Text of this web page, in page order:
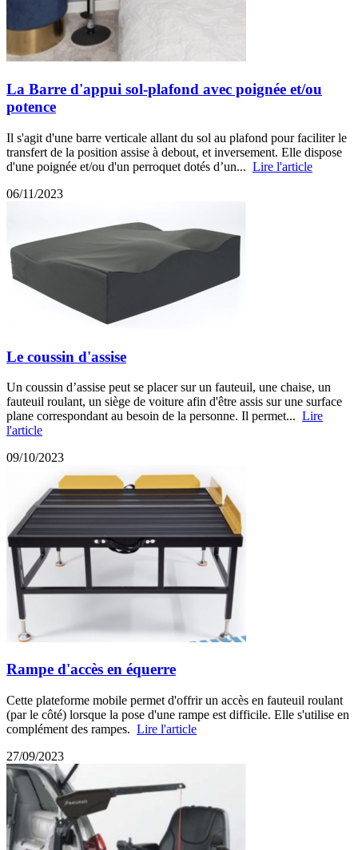
La Barre d'appui sol-plafond avec poignée et/ou
potence
Il s'agit d'une barre verticale allant du sol au plafond pour faciliter le
transfert de la position assise à debout, et inversement. Elle dispose
d'une poignée et/ou d'un perroquet dotés d’un... Lire l'article
06/11/2023
Le coussin d'assise
Un coussin d’assise peut se placer sur un fauteuil, une chaise, un
fauteuil roulant, un siège de voiture afin d'être assis sur une surface
plane correspondant au besoin de la personne. Il permet... Lire
l'article
09/10/2023
Rampe d'accès en équerre
Cette plateforme mobile permet d'offrir un accès en fauteuil roulant
(par le côté) lorsque la pose d'une rampe est difficile. Elle s'utilise en
complément des rampes. Lire l'article
27/09/2023